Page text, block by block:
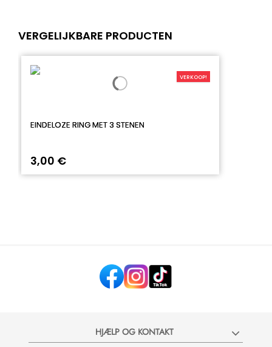
VERGELIJKBARE PRODUCTEN
VERKOOP!
EINDELOZE RING MET 3 STENEN
3,00 €
HJÆLP OG KONTAKT